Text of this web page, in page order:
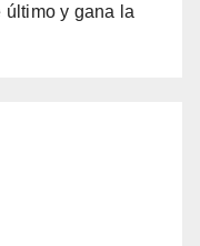
último y gana la